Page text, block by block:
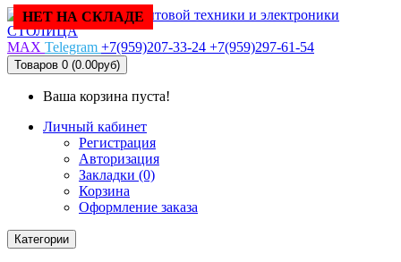
MAX Telegram +7(959)207-33-24 +7(959)297-61-54
Товаров 0 (0.00руб)
Ваша корзина пуста!
Личный кабинет
Регистрация
Авторизация
Закладки (0)
Корзина
Оформление заказа
Категории
НЕТ НА СКЛАДЕ